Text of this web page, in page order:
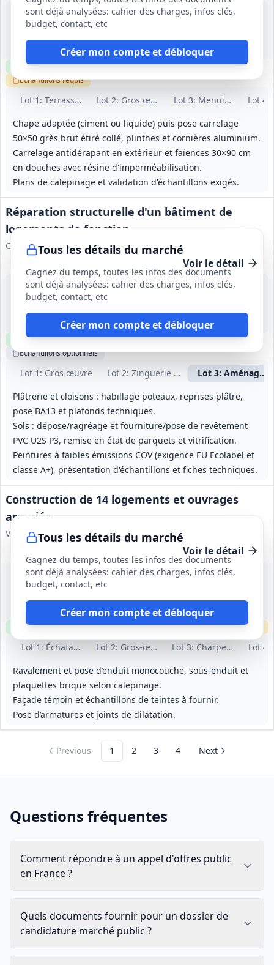
sont déjà analysées: cahier des charges, infos clés,
budget, contact, etc
Créer mon compte et débloquer
Lot 1 : Terrassement et VRD
Lot 2: Gros œuvre Lot 3: MenuiseriesLot 4
Chape adaptée (ciment ou liquide) puis pose carrelage
50×50 grès brut étiré collé, plinthes et cornières aluminium.
Carrelage antidérapant en extérieur et faïences 30×90 cm
en douches avec résine d'imperméabilisation.
Plans de calepinage et validation d'échantillons exigés.
28 août 2026
Saint-Gervais-sur-Mare (34)
Clause environnementale Visiteoptionnelle
Échantillonsrequis
Tous les détails du marché
Gagnez du temps, toutes les infos des documents
sont déjà analysées: cahier des charges, infos clés,
budget, contact, etc
Créer mon compte et débloquer
Réparation structurelle d'un bâtiment de
logements de fonction
Conseil départemental de la Haute-Garonne
Voir le détail
Lot 1 : Gros œuvre Lot 2: Zinguerie et couverture
Lot 3:
Plâtrerie et cloisons : habillage poteaux, reprises plâtre,
pose BA13 et plafonds techniques.
Sols : dépose/ragréage et fourniture/pose de revêtement
PVC U2S P3, remise en état de parquets et vitrification.
Peintures à faibles émissions COV (exigence EU Ecolabel et
classe A+), présentation d'échantillons et fiches techniques.
28 août 2026
Toulouse (31)
4 mois, dont 1 mois de préparation
Clause environnementale Visiterequise
Échantillonsoptionnels
Tous les détails du marché
Gagnez du temps, toutes les infos des documents
sont déjà analysées: cahier des charges, infos clés,
budget, contact, etc
Créer mon compte et débloquer
Construction de 14 logements et ouvrages
associés
VALLOIRE HABITAT
Voir le détail
Lot 1 : Échafaudage commun
Lot 2: Gros-œuvre Lot 3: Charpente bois
Lot 4
Ravalement et pose d’enduit monocouche, sous‑enduit et
plaquettes brique selon calepinage.
Façade témoin et échantillons de teintes à fournir.
Pose d’armatures et joints de dilatation.
2 sept. 2026
Saint Hilaire Saint Mesmin (45)
18 mois (1 mois de préparation, 17 mois d'exécution)
Clause environnementale Clause sociale Échantillonsrequis
Previous 1 2 3 4 Next
Questions fréquentes
Comment répondre à un appel d'offres public
en France ?
Quels documents fournir pour un dossier de
candidature marché public ?